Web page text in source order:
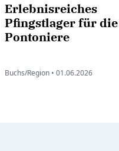
Erlebnisreiches
Pfingstlager für die
Pontoniere
Buchs/Region • 01.06.2026